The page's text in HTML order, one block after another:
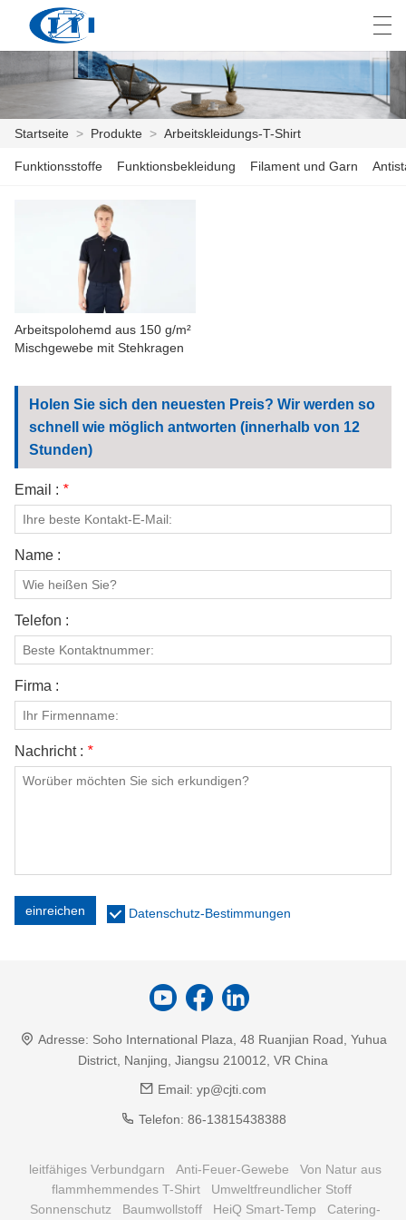
STARTSEITE
ANPASSUNG
NACHRICHTEN
KONTAKTIERE UNS
VIDEOS
العربية česky Deutsch
Startseite > Produkte > Arbeitskleidungs-T-Shirt
Funktionsstoffe Funktionsbekleidung Filament und Garn
Arbeitspolohemd aus 150 g/m²
Mischgewebe mit Stehkragen
Holen Sie sich den neuesten Preis? Wir werden so
schnell wie möglich antworten (innerhalb von 12
Stunden)
Email : *
Name :
Telefon :
Firma :
Nachricht : *
einreichen Datenschutz-Bestimmungen
Adresse: Soho International Plaza, 48 Ruanjian Road, Yuhua
District, Nanjing, Jiangsu 210012, VR China
Email: yp@cjti.com
Telefon: 86-13815438388
leitfähiges Verbundgarn Anti-Feuer-Gewebe
Von Natur aus
flammhemmendes T-Shirt
Umweltfreundlicher Stoff
Sonnenschutz
Baumwollstoff HeiQ Smart-Temp Catering-